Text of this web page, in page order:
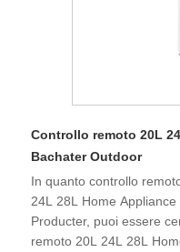
Controllo remoto 20L
Bachater Outdoor
In quanto controllo
24L 28L Home
Producter, puoi essere
remoto 20L 24L 28L